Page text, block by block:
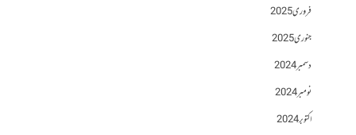
فروری 2025
جنوری 2025
دسمبر 2024
نومبر 2024
اکتوبر 2024